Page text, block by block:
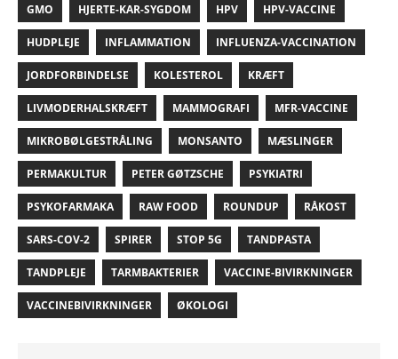
GMO HJERTE-KAR-SYGDOM HPV HPV-VACCINE
HUDPLEJE INFLAMMATION INFLUENZA-VACCINATION
JORDFORBINDELSE KOLESTEROL KRÆFT
LIVMODERHALSKRÆFT MAMMOGRAFI MFR-VACCINE
MIKROBØLGESTRÅLING MONSANTO MÆSLINGER
PERMAKULTUR PETER GØTZSCHE PSYKIATRI
PSYKOFARMAKA RAW FOOD ROUNDUP RÅKOST
SARS-COV-2 SPIRER STOP 5G TANDPASTA
TANDPLEJE TARMBAKTERIER VACCINE-BIVIRKNINGER
VACCINEBIVIRKNINGER ØKOLOGI